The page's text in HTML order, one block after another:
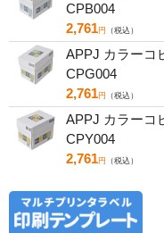
CPB004
2,761円 （税込）
APPJ カラーコ
CPG004
2,761円 （税込）
APPJ カラーコ
CPY004
2,761円 （税込）